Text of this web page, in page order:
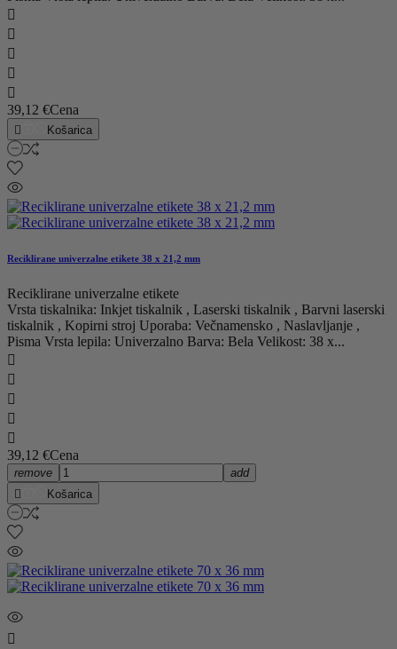





39,12 €Cena
 Košarica
Reciklirane univerzalne etikete 38 x 21,2 mm
Reciklirane univerzalne etikete
Vrsta tiskalnika: Inkjet tiskalnik , Laserski tiskalnik , Barvni laserski
tiskalnik , Kopirni stroj Uporaba: Večnamensko , Naslavljanje ,
Pisma Vrsta lepila: Univerzalno Barva: Bela Velikost: 38 x...





39,12 €Cena
remove
add

Košarica
